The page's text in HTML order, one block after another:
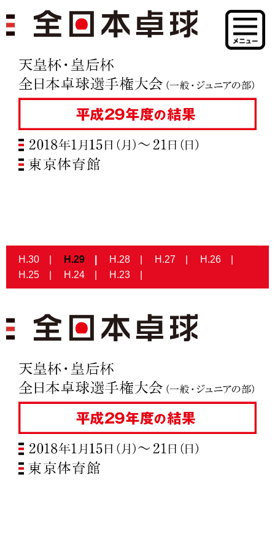
H.30 H.29 H.28 H.27
H.26
H.25
H.24 H.23